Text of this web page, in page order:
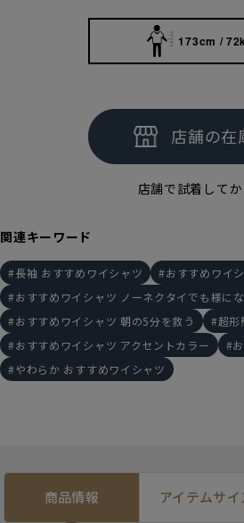
180cm
173cm /
店舗で試着して
関連キーワード
長袖 おすすめワイシャツ
おすすめワイ
おすすめワイシャツ ノーネクタイでも様に
おすすめワイシャツ 朝の5分を救う
超形
おすすめワイシャツ アクセントカラー
やわらか おすすめワイシャツ
商品情報 アイテムサイ